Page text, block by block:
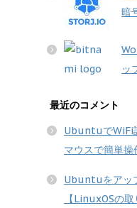
暗
ッ
最近のコメント
UbuntuでWiFi
マウスで簡単操
Ubuntuをアッ
【LinuxOSの取